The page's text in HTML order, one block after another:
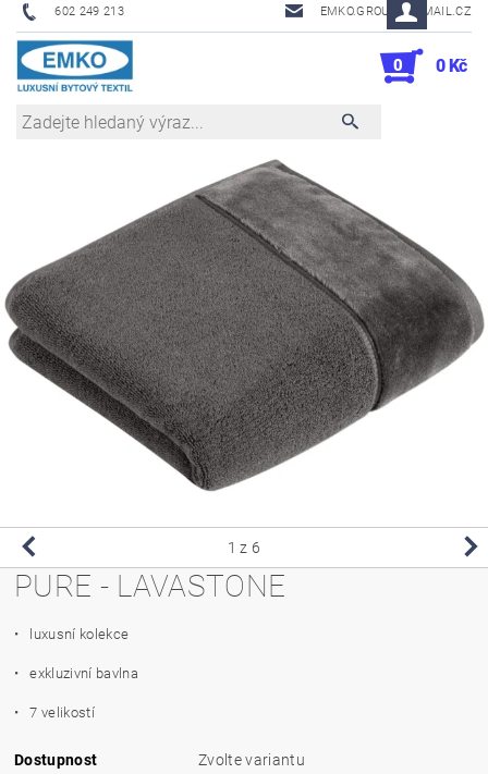
602 249 213 EMKO.GROUSL@EMAIL.CZ
0 0 Kč
1 z 6
PURE - LAVASTONE
• luxusní kolekce
• exkluzivní bavlna
• 7 velikostí
Dostupnost
Zvolte variantu